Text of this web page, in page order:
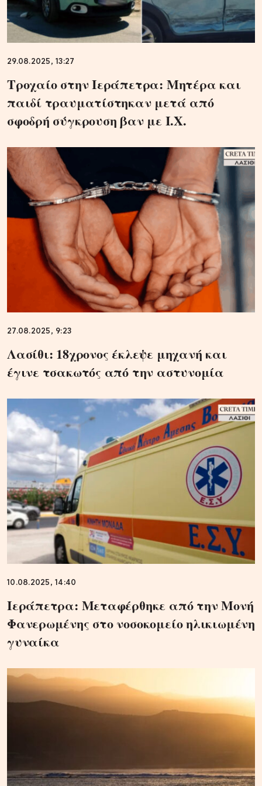
29.08.2025, 13:27
Τροχαίο στην Ιεράπετρα: Μητέρα και
παιδί τραυματίστηκαν μετά από
σφοδρή σύγκρουση βαν με Ι.Χ.
27.08.2025, 9:23
Λασίθι: 18χρονος έκλεψε μηχανή και
έγινε τσακωτός από την αστυνομία
10.08.2025, 14:40
Ιεράπετρα: Μεταφέρθηκε από την Μονή
Φανερωμένης στο νοσοκομείο ηλικιωμένη
γυναίκα